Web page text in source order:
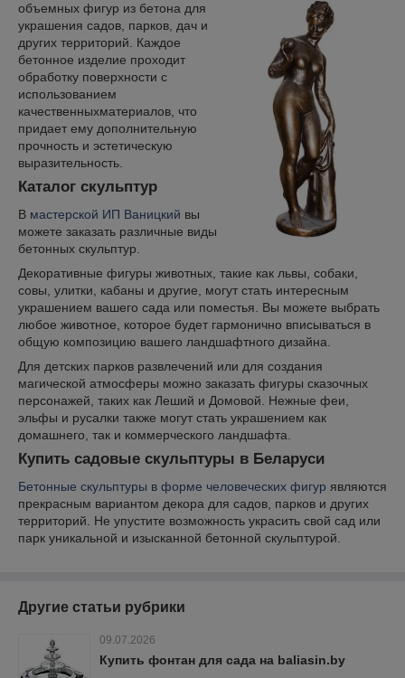
объемных фигур из бетона для
украшения садов, парков, дач и
других территорий. Каждое
бетонное изделие проходит
обработку поверхности с
использованием
качественныхматериалов, что
придает ему дополнительную
прочность и эстетическую
выразительность.
Каталог скульптур
В мастерской ИП Ваницкий вы
можете заказать различные виды
бетонных скульптур.
Декоративные фигуры животных, такие как львы, собаки,
совы, улитки, кабаны и другие, могут стать интересным
украшением вашего сада или поместья. Вы можете выбрать
любое животное, которое будет гармонично вписываться в
общую композицию вашего ландшафтного дизайна.
Для детских парков развлечений или для создания
магической атмосферы можно заказать фигуры сказочных
персонажей, таких как Леший и Домовой. Нежные феи,
эльфы и русалки также могут стать украшением как
домашнего, так и коммерческого ландшафта.
Купить садовые скульптуры в Беларуси
Бетонные скульптуры в форме человеческих фигур являются
прекрасным вариантом декора для садов, парков и других
территорий. Не упустите возможность украсить свой сад или
парк уникальной и изысканной бетонной скульптурой.
Другие статьи рубрики
09.07.2026
Купить фонтан для сада на baliasin.by